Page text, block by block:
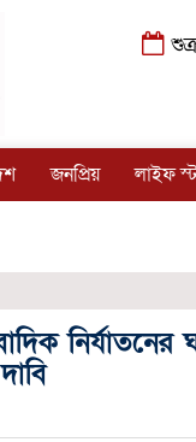
জনপ্রিয় লাইফ
নির্যাতনের